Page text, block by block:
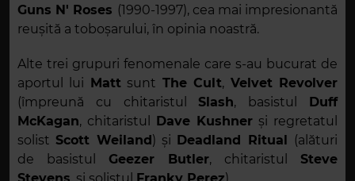
Guns N' Roses (1990-1997), cea mai impresionantă
reușită a toboșarului, în opinia noastră.
Alte trei grupuri fenomenale care s-au bucurat de
aportul lui
Mattsunt The Cult, Velvet Revolver
(împreună cu chitaristul Slash, basistul
Duff
McKagan, chitaristul Dave Kushner și regretatul
solist Scott Weiland ) și Deadland Ritual
(alături
de basistul Geezer Butler, chitaristul Steve